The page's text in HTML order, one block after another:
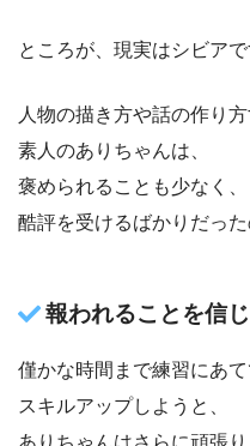
ところが、現実はシビアで
人物の描き方や話の作り
素人のありちゃんは、
褒められることも少なく、
酷評を受けるばかりだった
報われることを信
僅かな時間まで練習にあて
スキルアップしようと、